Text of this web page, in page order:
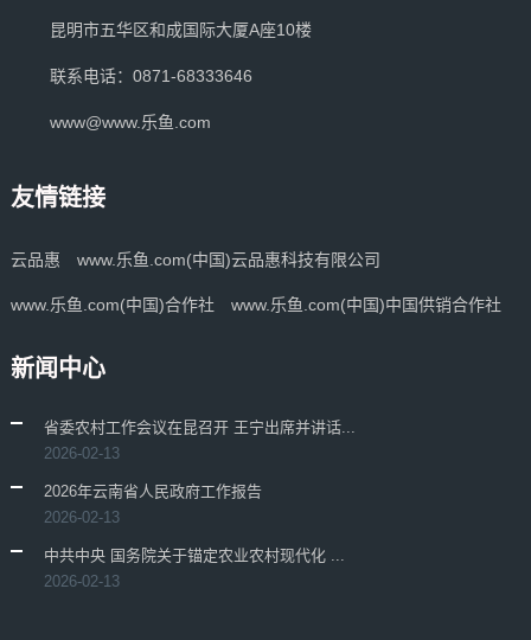
昆明市五华区和成国际大厦A座10楼
联系电话：0871-68333646
www@www.乐鱼.com
友情链接
云品惠 www.乐鱼.com(中国)云品惠科技有限公司
www.乐鱼.com(中国)合作社 www.乐鱼.com(中国)中国供销合作社
新闻中心
省委农村工作会议在昆召开 王宁出席并讲话...
2026-02-13
2026年云南省人民政府工作报告
2026-02-13
中共中央 国务院关于锚定农业农村现代化 ...
2026-02-13